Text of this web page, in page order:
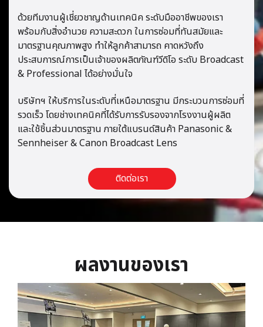
ด้วยทีมงานผู้เชี่ยวชาญด้านเทคนิค ระดับมืออาชีพของเรา
พร้อมกับสิ่งอำนวย ความสะดวก ในการซ่อมที่ทันสมัยและ
มาตรฐานคุณภาพสูง ทำให้ลูกค้าสามารถ คาดหวังถึง
ประสบการณ์การเป็นเจ้าของผลิตภัณฑ์วีดิโอ ระดับ Broadcast
& Professional ได้อย่างมั่นใจ
บริษัทฯ ให้บริการในระดับที่เหนือมาตรฐาน มีกระบวนการซ่อมที่
รวดเร็ว โดยช่างเทคนิคที่ได้รับการรับรองจากโรงงานผู้ผลิต
และใช้ชิ้นส่วนมาตรฐาน ภายใต้แบรนด์สินค้า Panasonic &
Sennheiser & Canon Broadcast Lens
ติดต่อเรา
ผลงานของเรา